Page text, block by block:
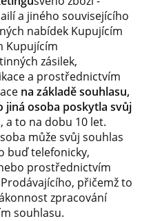
a jiného souvisejícího
nabídek Kupujícím
Kupujícím
zásilek,
a prostřednictvím
na základě souhlasu,
jiná osoba poskytla svůj
, a to na dobu 10 let.
může svůj souhlas
buď telefonicky,
prostřednictvím
přičemž to
zpracování
souhlasu.